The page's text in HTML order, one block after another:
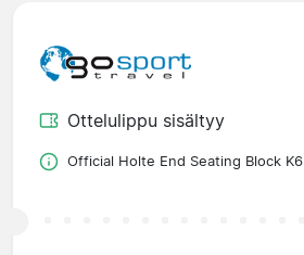
Ottelulippu sisältyy
Official Holte End Seating Block K6